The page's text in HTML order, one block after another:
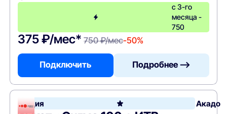
с 3-го
месяца -
750
375 ₽/мес* 750 ₽/мес-50%
Подключить Подробнее —>
Акция Акадо